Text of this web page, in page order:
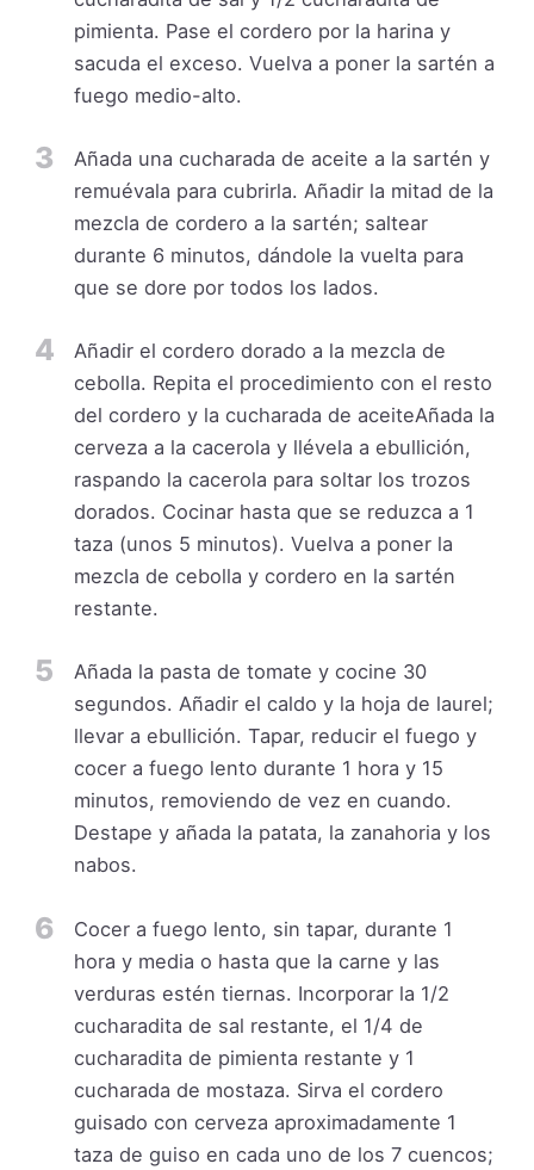
pimienta. Pase el cordero por la harina y
sacuda el exceso. Vuelva a poner la sartén a
fuego medio-alto.
3
Añada una cucharada de aceite a la sartén y
remuévala para cubrirla. Añadir la mitad de la
mezcla de cordero a la sartén; saltear
durante 6 minutos, dándole la vuelta para
que se dore por todos los lados.
4
Añadir el cordero dorado a la mezcla de
cebolla. Repita el procedimiento con el resto
del cordero y la cucharada de aceiteAñada la
cerveza a la cacerola y llévela a ebullición,
raspando la cacerola para soltar los trozos
dorados. Cocinar hasta que se reduzca a 1
taza (unos 5 minutos). Vuelva a poner la
mezcla de cebolla y cordero en la sartén
restante.
5
Añada la pasta de tomate y cocine 30
segundos. Añadir el caldo y la hoja de laurel;
llevar a ebullición. Tapar, reducir el fuego y
cocer a fuego lento durante 1 hora y 15
minutos, removiendo de vez en cuando.
Destape y añada la patata, la zanahoria y los
nabos.
6
Cocer a fuego lento, sin tapar, durante 1
hora y media o hasta que la carne y las
verduras estén tiernas. Incorporar la 1/2
cucharadita de sal restante, el 1/4 de
cucharadita de pimienta restante y 1
cucharada de mostaza. Sirva el cordero
guisado con cerveza aproximadamente 1
taza de guiso en cada uno de los 7 cuencos;